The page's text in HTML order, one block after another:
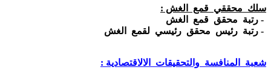
سلك محققي قمع الغش :
- رتبة محقق قمع الغش
- رتبة رئيس محقق رئيسي لقمع الغش
شعبة المنافسة والتحقيقات الالاقتصادية :